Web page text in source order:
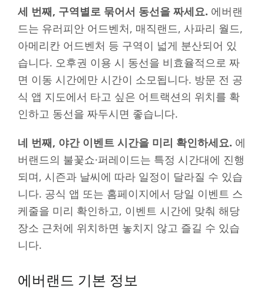
세 번째, 구역별로 묶어서 동선을 짜세요. 에버랜
드는 유러피안 어드벤처, 매직랜드, 사파리 월드,
아메리칸 어드벤처 등 구역이 넓게 분산되어 있
습니다. 오후권 이용 시 동선을 비효율적으로 짜
면 이동 시간에만 시간이 소모됩니다. 방문 전 공
식 앱 지도에서 타고 싶은 어트랙션의 위치를 확
인하고 동선을 짜두시면 좋습니다.
네 번째, 야간 이벤트 시간을 미리 확인하세요. 에
버랜드의 불꽃쇼·퍼레이드는 특정 시간대에 진행
되며, 시즌과 날씨에 따라 일정이 달라질 수 있습
니다. 공식 앱 또는 홈페이지에서 당일 이벤트 스
케줄을 미리 확인하고, 이벤트 시간에 맞춰 해당
장소 근처에 위치하면 놓치지 않고 즐길 수 있습
니다.
에버랜드 기본 정보